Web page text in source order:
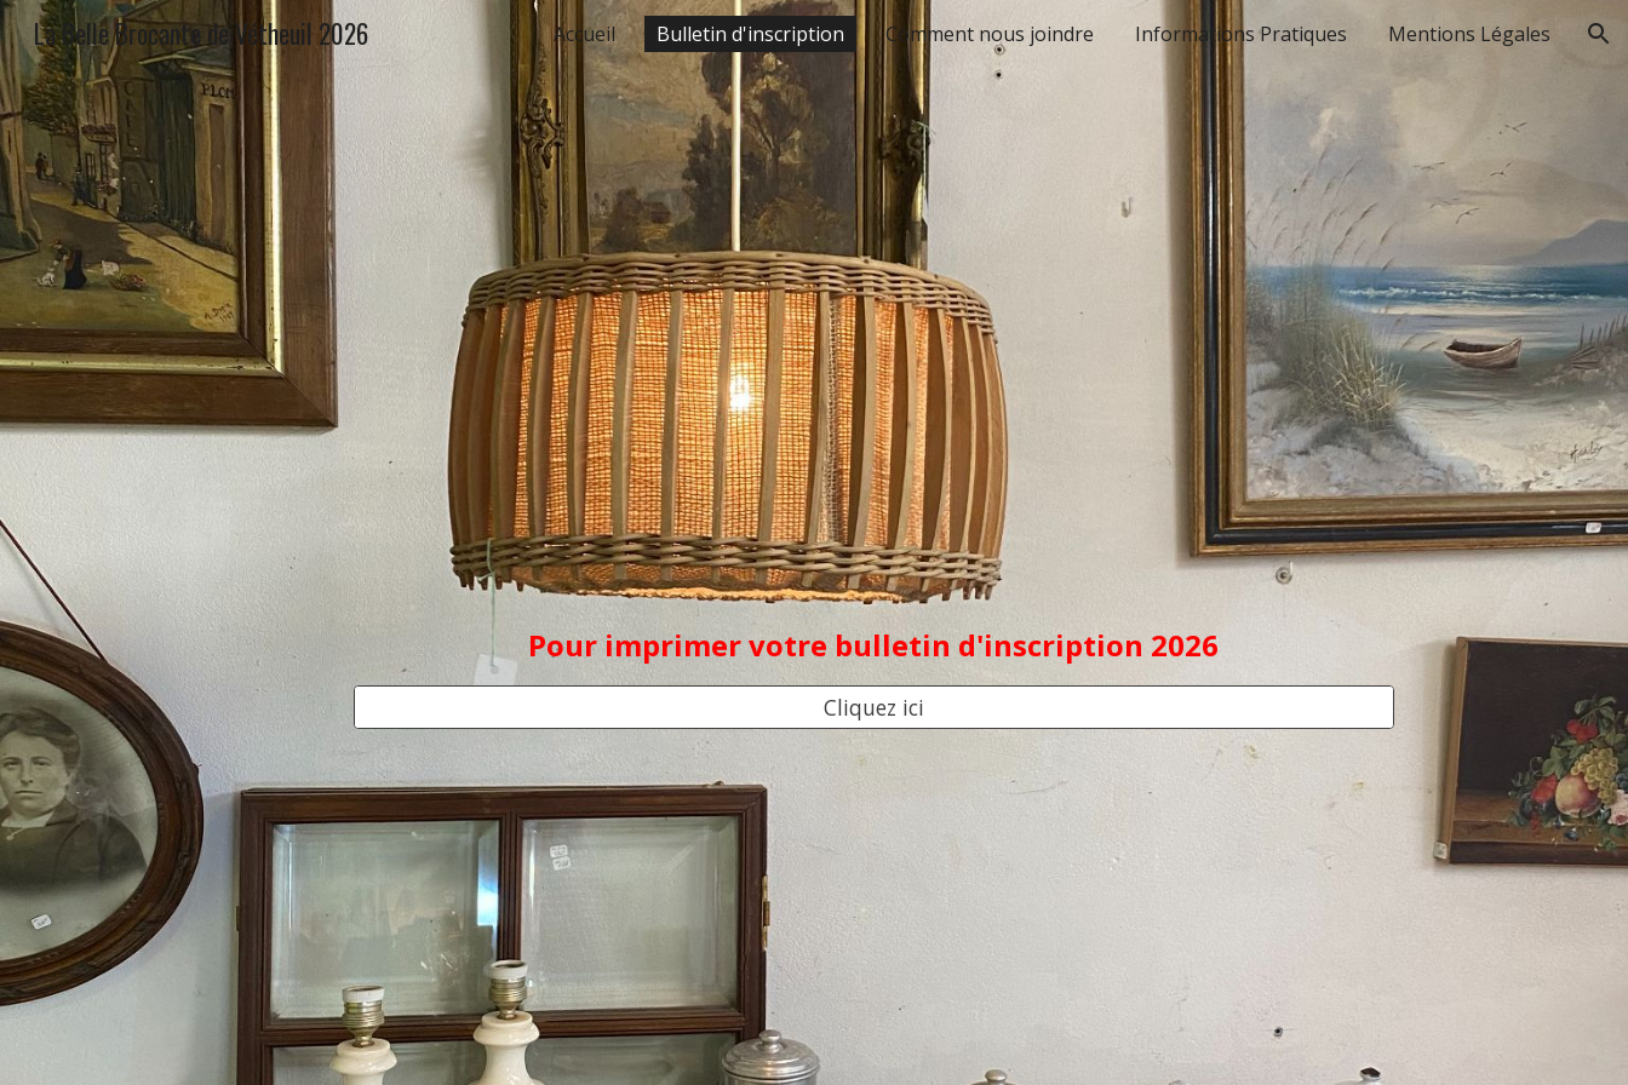
Skip to main content Skip to navigation
La Belle Brocante de Vétheuil 2026 Accueil Bulletin d'inscription Comment nous joindre Informations Pratiques Mentions Légales
Pour imprimer votre bulletin d'inscription 2026
Cliquez ici